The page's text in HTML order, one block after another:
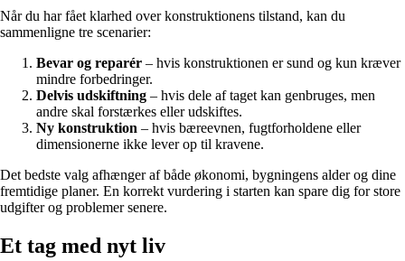
Når du har fået klarhed over konstruktionens tilstand, kan du
sammenligne tre scenarier:
Bevar og reparér – hvis konstruktionen er sund og kun kræver
mindre forbedringer.
Delvis udskiftning – hvis dele af taget kan genbruges, men
andre skal forstærkes eller udskiftes.
Ny konstruktion – hvis bæreevnen, fugtforholdene eller
dimensionerne ikke lever op til kravene.
Det bedste valg afhænger af både økonomi, bygningens alder og dine
fremtidige planer. En korrekt vurdering i starten kan spare dig for store
udgifter og problemer senere.
Et tag med nyt liv